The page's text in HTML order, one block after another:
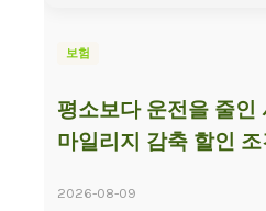
보험
평소보다 운전을 줄인
마일리지 감축 할인 조
2026-08-09